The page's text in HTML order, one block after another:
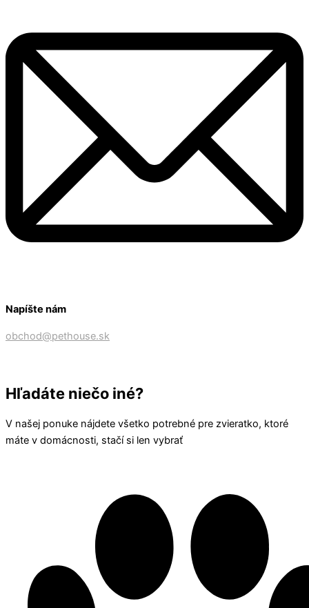
Napíšte nám
obchod@pethouse.sk
Hľadáte niečo iné?
V našej ponuke nájdete všetko potrebné pre zvieratko, ktoré
máte v domácnosti, stačí si len vybrať